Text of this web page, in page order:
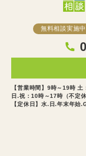
無料相談実施中
【営業時間】9時～19時 土
日.祝：10時～17時（不定休
【定休日】水.日.年末年始